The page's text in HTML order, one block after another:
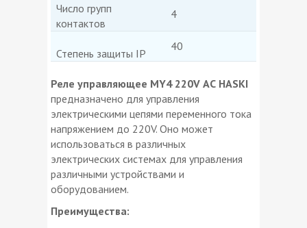
Число групп
контактов
4
Степень защиты IP
40
Реле управляющее МY4 220V АС HASKI
предназначено для управления
электрическими цепями переменного тока
напряжением до 220V. Оно может
использоваться в различных
электрических системах для управления
различными устройствами и
оборудованием.
Преимущества: